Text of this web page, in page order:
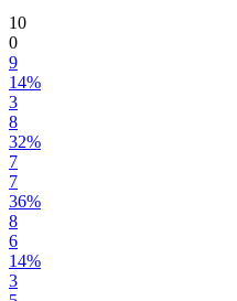
10
0
9
14%
3
8
32%
7
7
36%
8
6
14%
3